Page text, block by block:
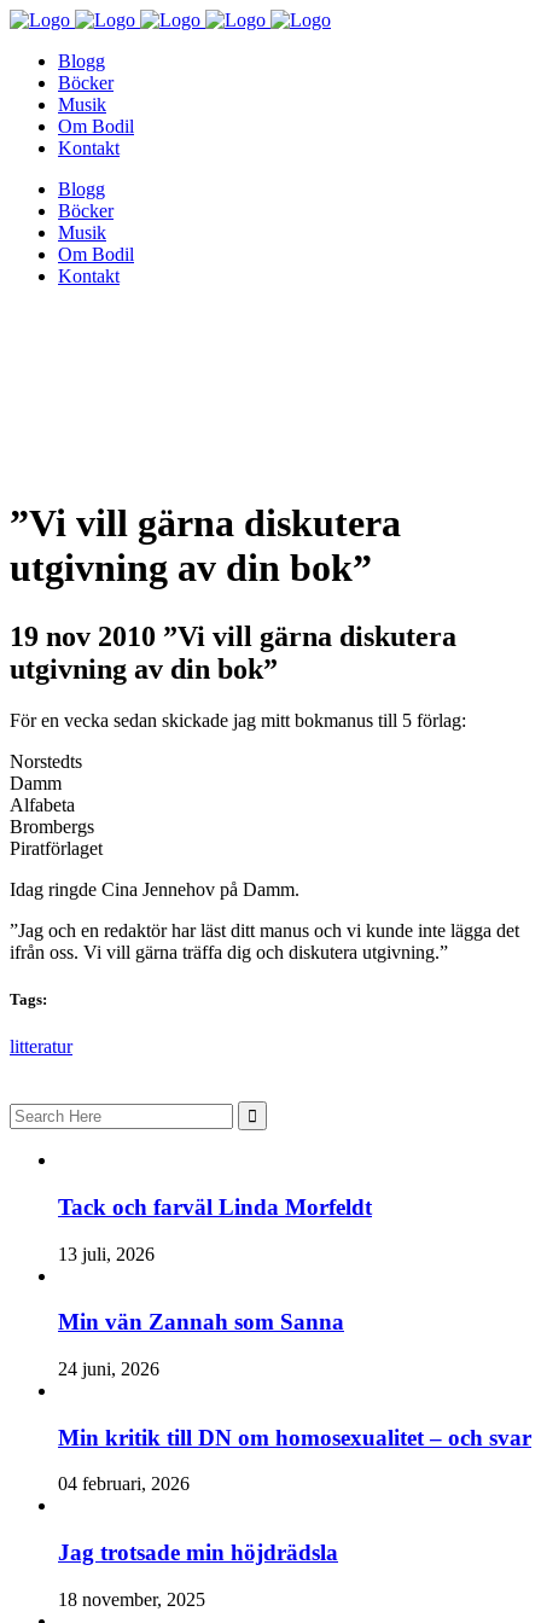
Blogg
Böcker
Musik
Om Bodil
Kontakt
Blogg
Böcker
Musik
Om Bodil
Kontakt
”Vi vill gärna diskutera
utgivning av din bok”
19 nov 2010 ”Vi vill gärna diskutera
utgivning av din bok”
För en vecka sedan skickade jag mitt bokmanus till 5 förlag:
Norstedts
Damm
Alfabeta
Brombergs
Piratförlaget
Idag ringde Cina Jennehov på Damm.
”Jag och en redaktör har läst ditt manus och vi kunde inte lägga det
ifrån oss. Vi vill gärna träffa dig och diskutera utgivning.”
Tags:
litteratur
Search
for:
Tack och farväl Linda Morfeldt
13 juli, 2026
Min vän Zannah som Sanna
24 juni, 2026
Min kritik till DN om homosexualitet – och svar
04 februari, 2026
Jag trotsade min höjdrädsla
18 november, 2025